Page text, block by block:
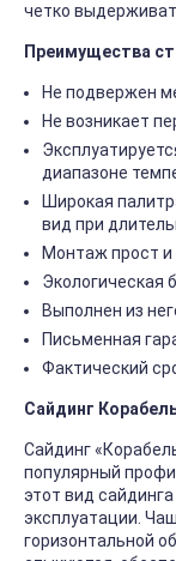
четко
Преимущества
Не подвержен
Не возникает
диапазоне
Широкая
вид при
Монтаж прост и
Экологическая
Выполнен из
Письменная
Фактический
Сайдинг
Сайдинг
популярный
этот вид
эксплуатации.
горизонтальной